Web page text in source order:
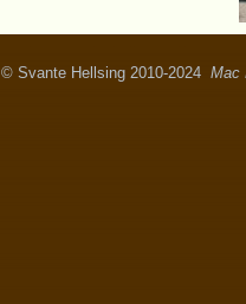
© Svante Hellsing 2010-2024 Mac